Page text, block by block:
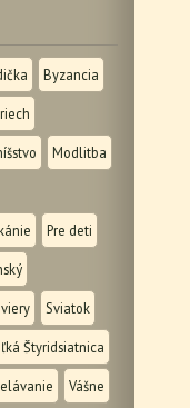
Byzancia
Modlitba
Pre deti
Sviatok
Štyridsiatnica
Vášne